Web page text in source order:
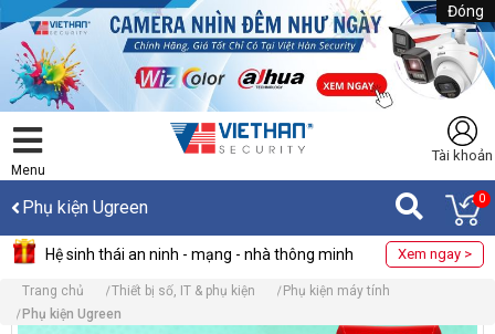
Đóng
Menu
Tài khoản
Phụ kiện Ugreen 0
Hệ sinh thái an ninh - mạng - nhà thông minh Xem ngay >
Trang chủ Thiết bị số, IT & phụ kiện
Phụ kiện máy tính
Phụ kiện Ugreen